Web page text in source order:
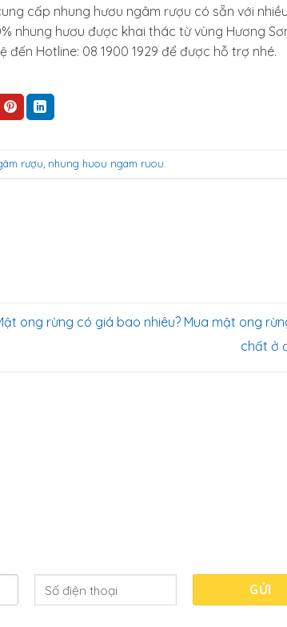
cấp nhung hươu ngâm rượu có sẵn với
nhung hươu được khai thác từ vùng Hương
Hotline: 08 1900 1929 để được hỗ trợ nhé.
rượu nhung huou ngam ruou
ong rừng có giá bao nhiêu? Mua mật ong
chất ở